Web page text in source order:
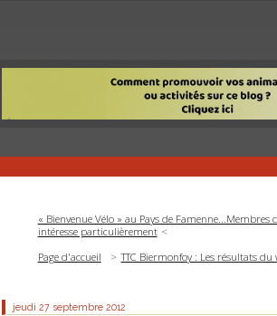
« Bienvenue Vélo » au Pays de Famenne...Membres
intéresse particulièrement
Page d'accueil
TTC Biermonfoy : Les résultats du
jeudi 27 septembre 2012